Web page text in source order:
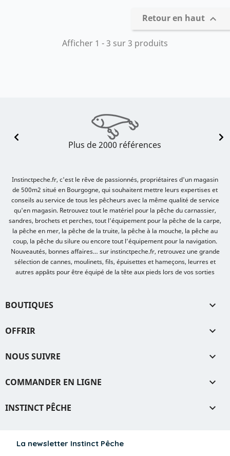
Retour en haut 
Afficher 1 - 3 sur 3 produits
La newsletter Instinct Pêche
Plus de 2000 références
Instinctpeche.fr, c'est le rêve de passionnés, propriétaires d'un magasin
de 500m2 situé en Bourgogne, qui souhaitent mettre leurs expertises et
conseils au service de tous les pêcheurs avec la même qualité de service
qu'en magasin. Retrouvez tout le matériel pour la pêche du carnassier,
sandres, brochets et perches, tout l’équipement pour la pêche de la carpe,
la pêche en mer, la pêche de la truite, la pêche à la mouche, la pêche au
coup, la pêche du silure ou encore tout l’équipement pour la navigation.
Nouveautés, bonnes affaires… sur instinctpeche.fr, retrouvez une grande
sélection de cannes, moulinets, fils, épuisettes et hameçons, leurres et
autres appâts pour être équipé de la tête aux pieds lors de vos sorties
BOUTIQUES 
OFFRIR 
NOUS SUIVRE 
COMMANDER EN LIGNE 
INSTINCT PÊCHE 